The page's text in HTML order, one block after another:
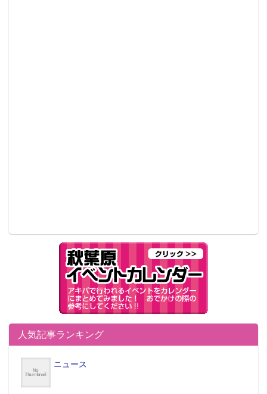
モテキシングル
モテキは、暑い夏に食べたくなる台湾名物のフワフワ
な雪花氷を使用。どちらも台湾産高級アップルマンゴ
ーをふんだんに使用している。
・1名様～2名様におすすめ…「モテキ シングル」920
人気記事ランキング
ニュース